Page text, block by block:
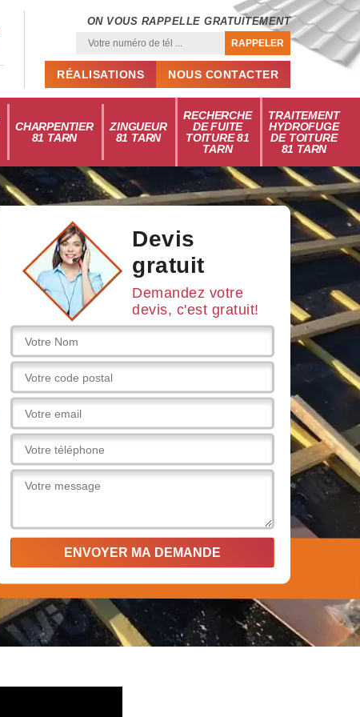
ON VOUS RAPPELLE GRATUITEMENT
RÉALISATIONS NOUS CONTACTER
CHARPENTIER
81 TARN
ZINGUEUR
81 TARN
RECHERCHE
DE FUITE
TOITURE 81
TARN
TRAITEMENT
HYDROFUGE
DE TOITURE
81 TARN
Devis
gratuit
Demandez votre
devis, c'est gratuit!